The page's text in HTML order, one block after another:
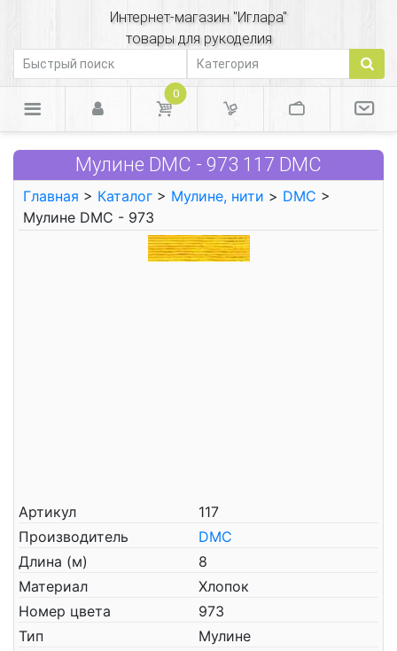
Интернет-магазин "Иглара"
товары для рукоделия
0
Мулине DMC - 973 117 DMC
Главная > Каталог > Мулине, нити > DMC >
Мулине DMC - 973
Артикул
117
Производитель
DMC
Длина (м)
8
Материал
Хлопок
Номер цвета
973
Тип
Мулине